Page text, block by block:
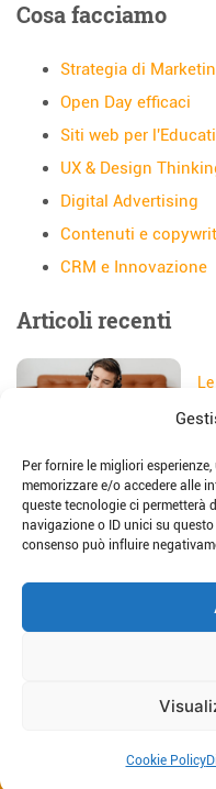
Per fornire le migliori
memorizzare e/o accedere alle
queste tecnologie ci permetterà
navigazione o ID unici su
consenso può influire
Cookie Policy
Cosa facciamo
Strategia di
Open Day efficaci
Siti web per
UX & Design
Digital Advertising
Contenuti e
CRM e Innovazione
Articoli recenti
Il
01434150197 | ©